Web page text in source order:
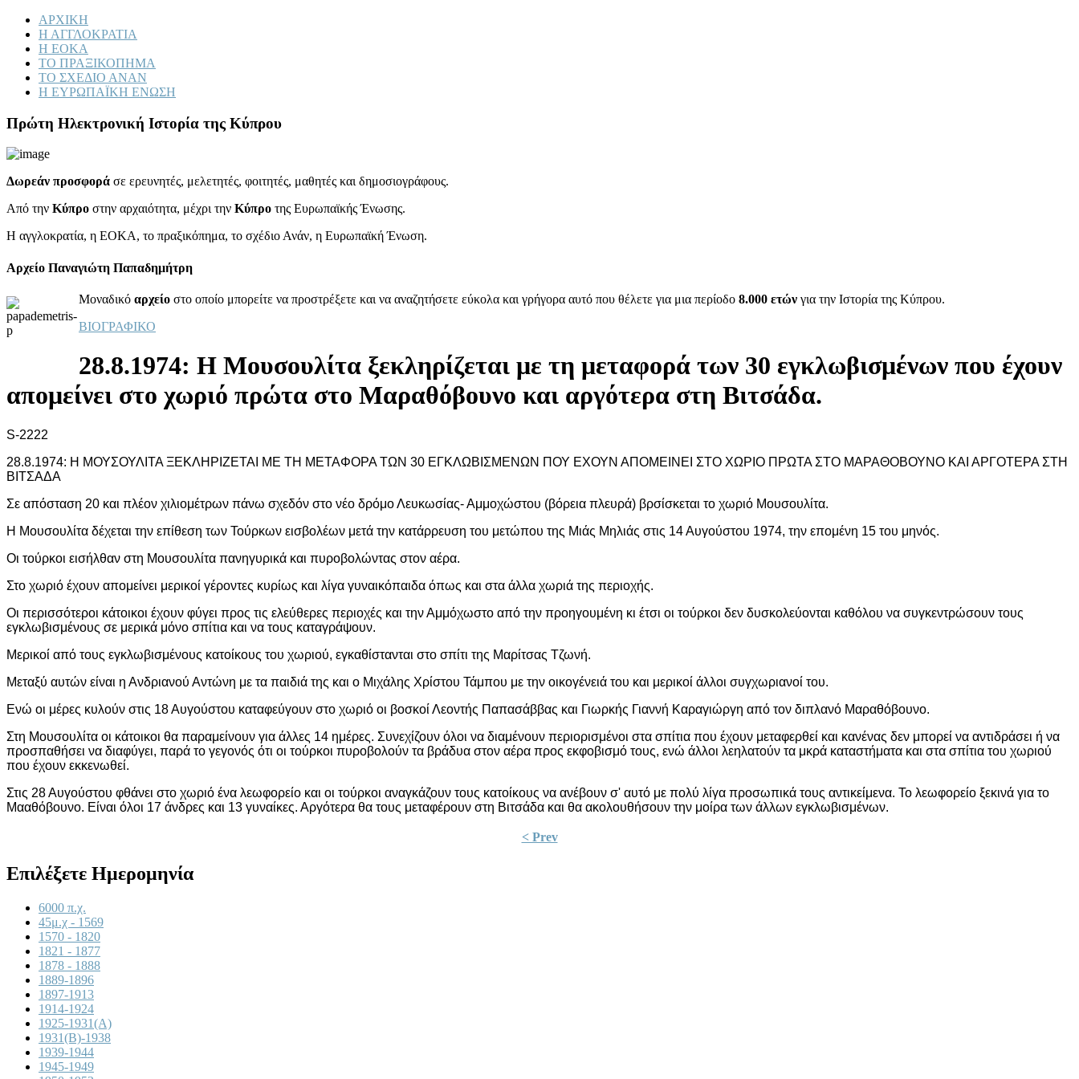
ΑΡΧΙΚΗ
Η ΑΓΓΛΟΚΡΑΤΙΑ
Η ΕΟΚΑ
ΤΟ ΠΡΑΞΙΚΟΠΗΜΑ
ΤΟ ΣΧΕΔΙΟ ΑΝΑΝ
Η ΕΥΡΩΠΑΪΚΗ ΕΝΩΣΗ
Πρώτη Ηλεκτρονική Ιστορία της Κύπρου
Δωρεάν προσφορά σε ερευνητές, μελετητές, φοιτητές, μαθητές και δημοσιογράφους.
Από την Κύπρο στην αρχαιότητα, μέχρι την Κύπρο της Ευρωπαϊκής Ένωσης.
Η αγγλοκρατία, η ΕΟΚΑ, το πραξικόπημα, το σχέδιο Ανάν, η Ευρωπαϊκή Ένωση.
Αρχείο Παναγιώτη Παπαδημήτρη
Μοναδικό αρχείο στο οποίο μπορείτε να προστρέξετε και να αναζητήσετε εύκολα και γρήγορα αυτό που θέλετε για μια περίοδο 8.000 ετών για την Ιστορία της Κύπρου.
ΒΙΟΓΡΑΦΙΚΟ
28.8.1974: Η Μουσουλίτα ξεκληρίζεται με τη μεταφορά των 30 εγκλωβισμένων που έχουν
απομείνει στο χωριό πρώτα στο Μαραθόβουνο και αργότερα στη Βιτσάδα.
S-2222
28.8.1974: Η ΜΟΥΣΟΥΛΙΤΑ ΞΕΚΛΗΡΙΖΕΤΑΙ ΜΕ ΤΗ ΜΕΤΑΦΟΡΑ ΤΩΝ 30 ΕΓΚΛΩΒΙΣΜΕΝΩΝ ΠΟΥ ΕΧΟΥΝ ΑΠΟΜΕΙΝΕΙ ΣΤΟ ΧΩΡΙΟ ΠΡΩΤΑ ΣΤΟ ΜΑΡΑΘΟΒΟΥΝΟ ΚΑΙ ΑΡΓΟΤΕΡΑ ΣΤΗ
ΒΙΤΣΑΔΑ
Σε απόσταση 20 και πλέον χιλιομέτρων πάνω σχεδόν στο νέο δρόμο Λευκωσίας- Αμμοχώστου (βόρεια πλευρά) βρσίσκεται το χωριό Μουσουλίτα.
Η Μουσουλίτα δέχεται την επίθεση των Τούρκων εισβολέων μετά την κατάρρευση του μετώπου της Μιάς Μηλιάς στις 14 Αυγούστου 1974, την επομένη 15 του μηνός.
Οι τούρκοι εισήλθαν στη Μουσουλίτα πανηγυρικά και πυροβολώντας στον αέρα.
Στο χωριό έχουν απομείνει μερικοί γέροντες κυρίως και λίγα γυναικόπαιδα όπως και στα άλλα χωριά της περιοχής.
Οι περισσότεροι κάτοικοι έχουν φύγει προς τις ελεύθερες περιοχές και την Αμμόχωστο από την προηγουμένη κι έτσι οι τούρκοι δεν δυσκολεύονται καθόλου να συγκεντρώσουν τους
εγκλωβισμένους σε μερικά μόνο σπίτια και να τους καταγράψουν.
Μερικοί από τους εγκλωβισμένους κατοίκους του χωριού, εγκαθίστανται στο σπίτι της Μαρίτσας Τζωνή.
Μεταξύ αυτών είναι η Ανδριανού Αντώνη με τα παιδιά της και ο Μιχάλης Χρίστου Τάμπου με την οικογένειά του και μερικοί άλλοι συγχωριανοί του.
Ενώ οι μέρες κυλούν στις 18 Αυγούστου καταφεύγουν στο χωριό οι βοσκοί Λεοντής Παπασάββας και Γιωρκής Γιαννή Καραγιώργη από τον διπλανό Μαραθόβουνο.
Στη Μουσουλίτα οι κάτοικοι θα παραμείνουν για άλλες 14 ημέρες. Συνεχίζουν όλοι να διαμένουν περιορισμένοι στα σπίτια που έχουν μεταφερθεί και κανένας δεν μπορεί να αντιδράσει ή να
προσπαθήσει να διαφύγει, παρά το γεγονός ότι οι τούρκοι πυροβολούν τα βράδυα στον αέρα προς εκφοβισμό τους, ενώ άλλοι λεηλατούν τα μκρά καταστήματα και στα σπίτια του χωριού
που έχουν εκκενωθεί.
Στις 28 Αυγούστου φθάνει στο χωριό ένα λεωφορείο και οι τούρκοι αναγκάζουν τους κατοίκους να ανέβουν σ' αυτό με πολύ λίγα προσωπικά τους αντικείμενα. Το λεωφορείο ξεκινά για το
Μααθόβουνο. Είναι όλοι 17 άνδρες και 13 γυναίκες. Αργότερα θα τους μεταφέρουν στη Βιτσάδα και θα ακολουθήσουν την μοίρα των άλλων εγκλωβισμένων.
< Prev
Επιλέξετε Ημερομηνία
6000 π.χ.
45μ.χ - 1569
1570 - 1820
1821 - 1877
1878 - 1888
1889-1896
1897-1913
1914-1924
1925-1931(A)
1931(B)-1938
1939-1944
1945-1949